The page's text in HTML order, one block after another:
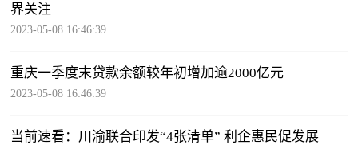
界关注
2023-05-08 16:46:39
重庆一季度末贷款余额较年初增加逾2000亿元
2023-05-08 16:46:39
当前速看：川渝联合印发“4张清单” 利企惠民促发展